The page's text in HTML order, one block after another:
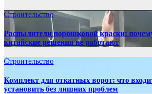
Строительство
Распылители порошковой краски:
китайские решения не работают
Строительство
Комплект для откатных ворот: что
установить без лишних проблем